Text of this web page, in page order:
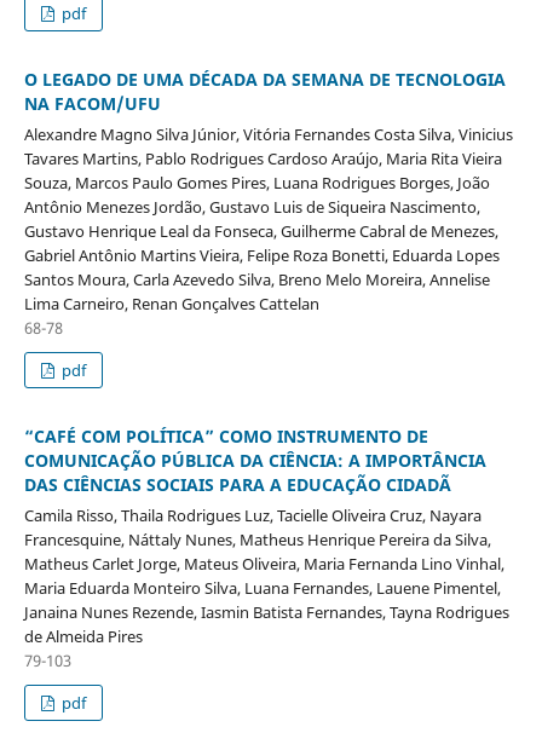
pdf
O LEGADO DE UMA DÉCADA DA SEMANA DE TECNOLOGIA
NA FACOM/UFU
Alexandre Magno Silva Júnior, Vitória Fernandes Costa Silva, Vinicius
Tavares Martins, Pablo Rodrigues Cardoso Araújo, Maria Rita Vieira
Souza, Marcos Paulo Gomes Pires, Luana Rodrigues Borges, João
Antônio Menezes Jordão, Gustavo Luis de Siqueira Nascimento,
Gustavo Henrique Leal da Fonseca, Guilherme Cabral de Menezes,
Gabriel Antônio Martins Vieira, Felipe Roza Bonetti, Eduarda Lopes
Santos Moura, Carla Azevedo Silva, Breno Melo Moreira, Annelise
Lima Carneiro, Renan Gonçalves Cattelan
68-78
pdf
“CAFÉ COM POLÍTICA” COMO INSTRUMENTO DE
COMUNICAÇÃO PÚBLICA DA CIÊNCIA: A IMPORTÂNCIA
DAS CIÊNCIAS SOCIAIS PARA A EDUCAÇÃO CIDADÃ
Camila Risso, Thaila Rodrigues Luz, Tacielle Oliveira Cruz, Nayara
Francesquine, Náttaly Nunes, Matheus Henrique Pereira da Silva,
Matheus Carlet Jorge, Mateus Oliveira, Maria Fernanda Lino Vinhal,
Maria Eduarda Monteiro Silva, Luana Fernandes, Lauene Pimentel,
Janaina Nunes Rezende, Iasmin Batista Fernandes, Tayna Rodrigues
de Almeida Pires
79-103
pdf